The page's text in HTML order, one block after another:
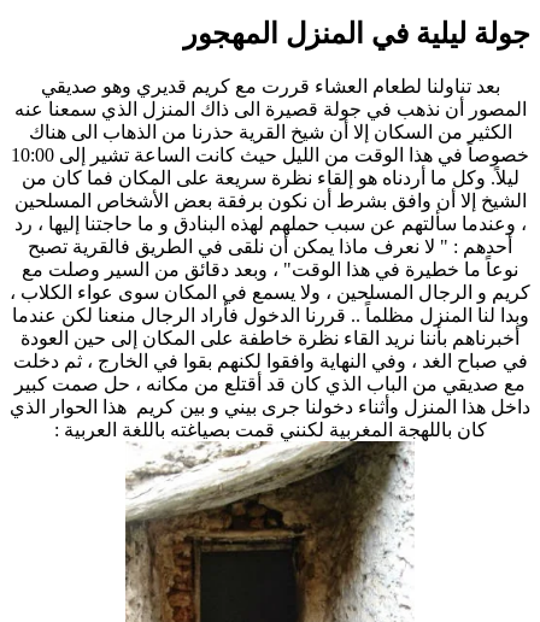
جولة ليلية في المنزل المهجور
بعد تناولنا لطعام العشاء قررت مع كريم قديري وهو صديقي
المصور أن نذهب في جولة قصيرة الى ذاك المنزل الذي سمعنا عنه
الكثير من السكان إلا أن شيخ القرية حذرنا من الذهاب الى هناك
خصوصاً في هذا الوقت من الليل حيث كانت الساعة تشير إلى 10:00
ليلاً. وكل ما أردناه هو إلقاء نظرة سريعة على المكان فما كان من
الشيخ إلا أن وافق بشرط أن نكون برفقة بعض الأشخاص المسلحين
، وعندما سألتهم عن سبب حملهم لهذه البنادق و ما حاجتنا إليها ، رد
أحدهم : " لا نعرف ماذا يمكن أن نلقى في الطريق فالقرية تصبح
نوعاً ما خطيرة في هذا الوقت" ، وبعد دقائق من السير وصلت مع
كريم و الرجال المسلحين ، ولا يسمع في المكان سوى عواء الكلاب ،
وبدا لنا المنزل مظلماً .. قررنا الدخول فأراد الرجال منعنا لكن عندما
أخبرناهم بأننا نريد القاء نظرة خاطفة على المكان إلى حين العودة
في صباح الغد ، وفي النهاية وافقوا لكنهم بقوا في الخارج ، ثم دخلت
مع صديقي من الباب الذي كان قد أقتلع من مكانه ، حل صمت كبير
داخل هذا المنزل وأثناء دخولنا جرى بيني و بين كريم هذا الحوار الذي
كان باللهجة المغربية لكنني قمت بصياغته باللغة العربية :